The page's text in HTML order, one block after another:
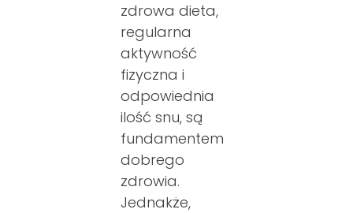
zdrowa dieta,
regularna
aktywność
fizyczna i
odpowiednia
ilość snu, są
fundamentem
dobrego
zdrowia.
Jednakże,